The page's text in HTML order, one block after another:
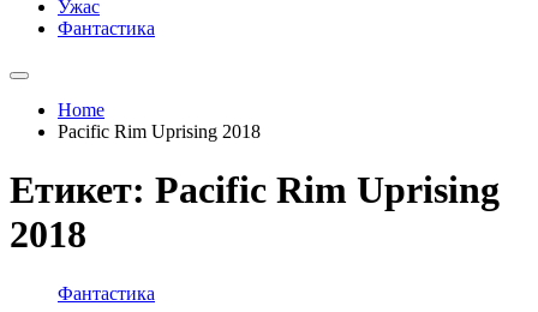
Ужас
Фантастика
Home
Pacific Rim Uprising 2018
Етикет: Pacific Rim Uprising
2018
Фантастика